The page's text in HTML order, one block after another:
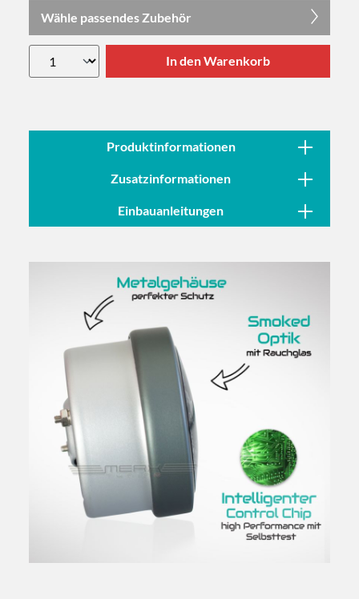
Wähle passendes Zubehör
In den Warenkorb
Produktinformationen
Zusatzinformationen
Einbauanleitungen